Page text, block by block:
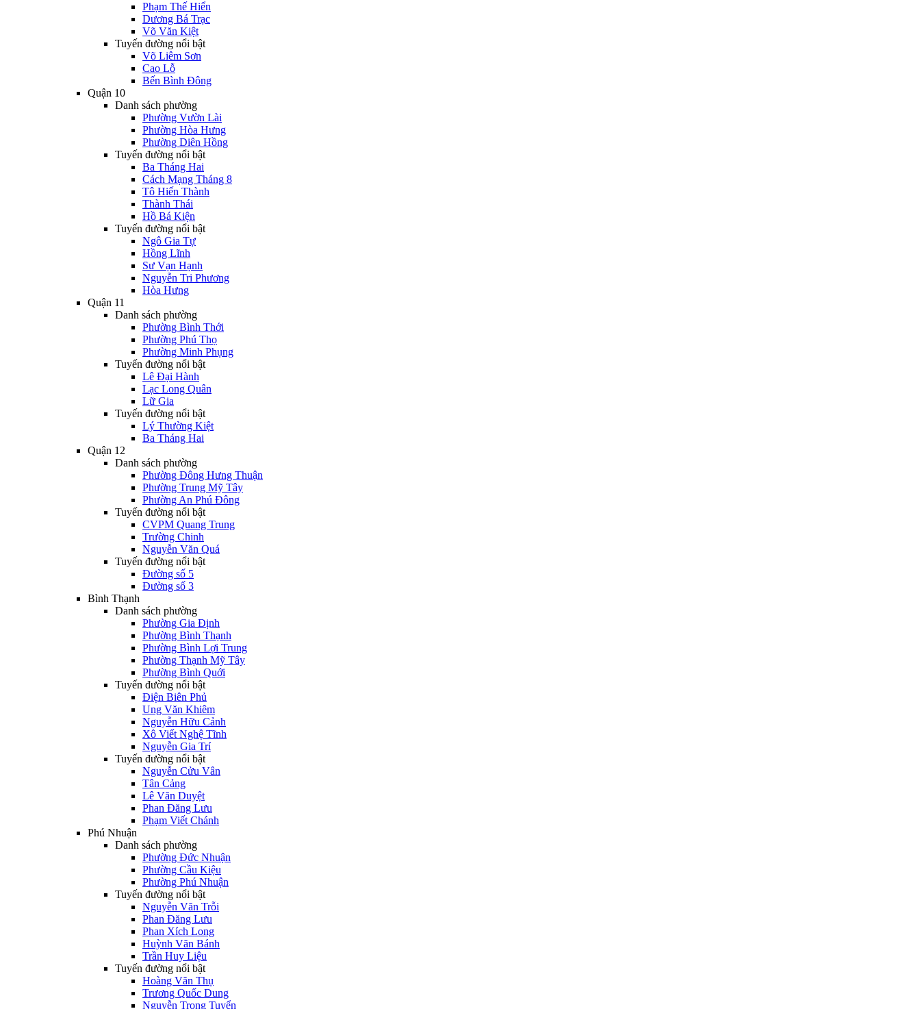
Phạm Thế Hiển
Dương Bá Trạc
Võ Văn Kiệt
Tuyến đường nổi bật
Võ Liêm Sơn
Cao Lỗ
Bến Bình Đông
Quận 10
Danh sách phường
Phường Vườn Lài
Phường Hòa Hưng
Phường Diên Hồng
Tuyến đường nổi bật
Ba Tháng Hai
Cách Mạng Tháng 8
Tô Hiến Thành
Thành Thái
Hồ Bá Kiện
Tuyến đường nổi bật
Ngô Gia Tự
Hồng Lĩnh
Sư Vạn Hạnh
Nguyễn Tri Phương
Hòa Hưng
Quận 11
Danh sách phường
Phường Bình Thới
Phường Phú Thọ
Phường Minh Phụng
Tuyến đường nổi bật
Lê Đại Hành
Lạc Long Quân
Lữ Gia
Tuyến đường nổi bật
Lý Thường Kiệt
Ba Tháng Hai
Quận 12
Danh sách phường
Phường Đông Hưng Thuận
Phường Trung Mỹ Tây
Phường An Phú Đông
Tuyến đường nổi bật
CVPM Quang Trung
Trường Chinh
Nguyễn Văn Quá
Tuyến đường nổi bật
Đường số 5
Đường số 3
Bình Thạnh
Danh sách phường
Phường Gia Định
Phường Bình Thạnh
Phường Bình Lợi Trung
Phường Thạnh Mỹ Tây
Phường Bình Quới
Tuyến đường nổi bật
Điện Biên Phủ
Ung Văn Khiêm
Nguyễn Hữu Cảnh
Xô Viết Nghệ Tĩnh
Nguyễn Gia Trí
Tuyến đường nổi bật
Nguyễn Cửu Vân
Tân Cảng
Lê Văn Duyệt
Phan Đăng Lưu
Phạm Viết Chánh
Phú Nhuận
Danh sách phường
Phường Đức Nhuận
Phường Cầu Kiệu
Phường Phú Nhuận
Tuyến đường nổi bật
Nguyễn Văn Trỗi
Phan Đăng Lưu
Phan Xích Long
Huỳnh Văn Bánh
Trần Huy Liệu
Tuyến đường nổi bật
Hoàng Văn Thụ
Trương Quốc Dung
Nguyễn Trọng Tuyển